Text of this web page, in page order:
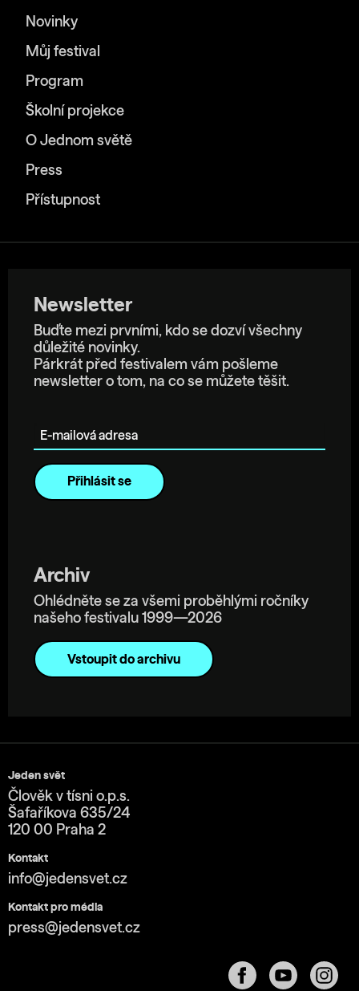
Novinky
Můj festival
Program
Školní projekce
O Jednom světě
Press
Přístupnost
Newsletter
Buďte mezi prvními, kdo se dozví všechny
důležité novinky.
Párkrát před festivalem vám pošleme
newsletter o tom, na co se můžete těšit.
Archiv
Ohlédněte se za všemi proběhlými ročníky
našeho festivalu 1999—2026
Vstoupit do archivu
Jeden svět
Člověk v tísni o.p.s.
Šafaříkova 635/24
120 00 Praha 2
Kontakt
info@jedensvet.cz
Kontakt pro média
press@jedensvet.cz